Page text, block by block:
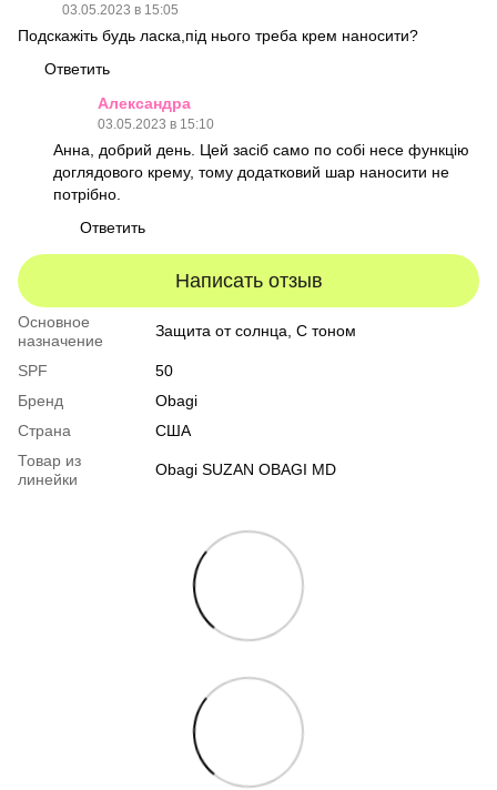
03.05.2023 в 15:05
Подскажіть будь ласка,під нього треба крем наносити?
Ответить
Александра
03.05.2023 в 15:10
Анна, добрий день. Цей засіб само по собі несе функцію
доглядового крему, тому додатковий шар наносити не
потрібно.
Ответить
Написать отзыв
Основное
назначение
Защита от солнца, С тоном
SPF
50
Бренд
Obagi
Страна
США
Товар из
линейки
Obagi SUZAN OBAGI MD